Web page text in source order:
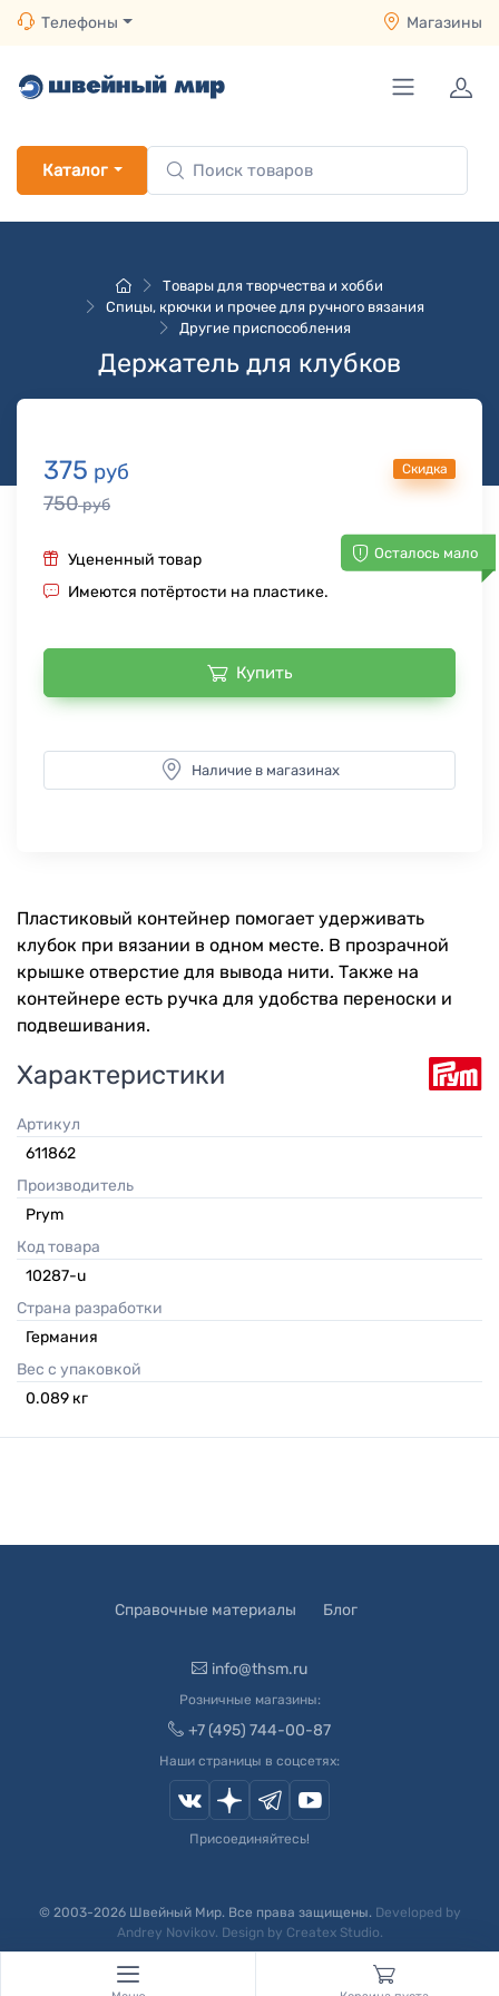
Телефоны Магазины
Каталог
Товары для творчества и хобби
Спицы, крючки и прочее для ручного вязания
Другие приспособления
Держатель для клубков
375 руб
750руб
Скидка
Осталось мало
Уцененный товар
Имеются потёртости на пластике.
Купить
Наличие в магазинах
Пластиковый контейнер помогает удерживать
клубок при вязании в одном месте. В прозрачной
крышке отверстие для вывода нити. Также на
контейнере есть ручка для удобства переноски и
подвешивания.
Характеристики
Артикул
611862
Производитель
Prym
Код товара
10287-u
Страна разработки
Германия
Вес с упаковкой
0.089 кг
Справочные материалы Блог
info@thsm.ru
Розничные магазины:
+7 (495) 744-00-87
Наши страницы в соцсетях:
Присоединяйтесь!
© 2003-2026Швейный Мир. Все права защищены. Developed by
Andrey Novikov. Design by Createx Studio.